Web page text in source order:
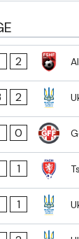
2
2
0
1
1